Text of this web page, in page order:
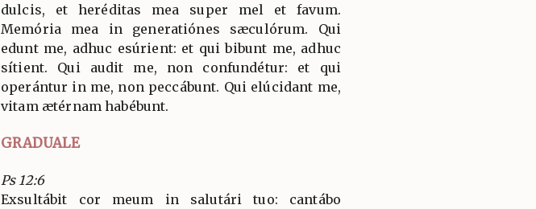
dulcis, et heréditas mea super mel et favum.
Memória mea in generatiónes sæculórum. Qui
edunt me, adhuc esúrient: et qui bibunt me, adhuc
sítient. Qui audit me, non confundétur: et qui
operántur in me, non peccábunt. Qui elúcidant me,
vitam ætérnam habébunt.
GRADUALE
Ps 12:6
Exsultábit cor meum in salutári tuo: cantábo